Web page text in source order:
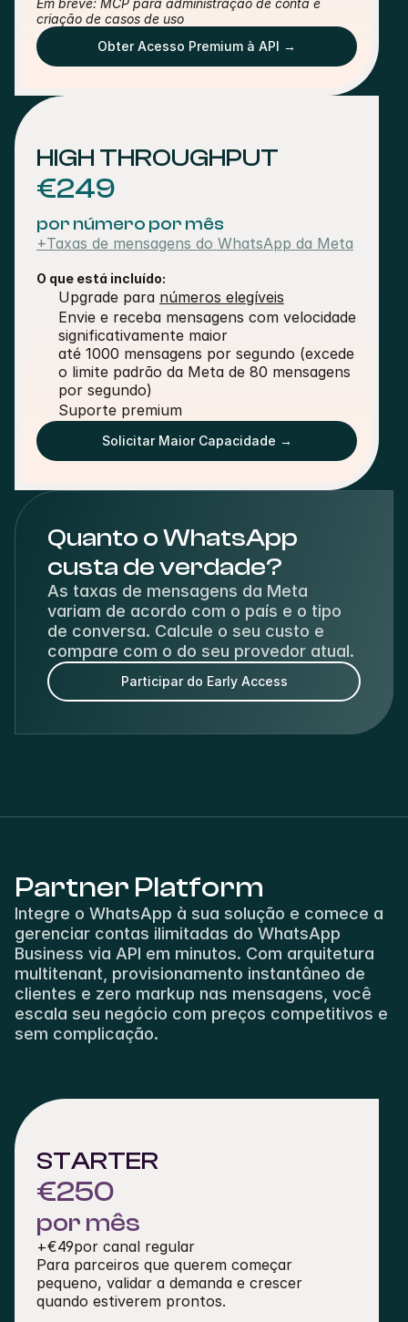
Em breve: MCP para administração de conta e
criação de casos de uso
Obter Acesso Premium à API →
HIGH THROUGHPUT
€249
por número por mês
+Taxas de mensagens do WhatsApp da Meta
O que está incluído:
Upgrade para números elegíveis
Envie e receba mensagens com velocidade
significativamente maior
até 1000 mensagens por segundo (excede
o limite padrão da Meta de 80 mensagens
por segundo)
Suporte premium
Solicitar Maior Capacidade →
Quanto o WhatsApp
custa de verdade?
As taxas de mensagens da Meta
variam de acordo com o país e o tipo
de conversa. Calcule o seu custo e
compare com o do seu provedor atual.
Participar do Early Access
Partner Platform
Integre o WhatsApp à sua solução e comece a
gerenciar contas ilimitadas do WhatsApp
Business via API em minutos. Com arquitetura
multitenant, provisionamento instantâneo de
clientes e zero markup nas mensagens, você
escala seu negócio com preços competitivos e
sem complicação.
STARTER
€250
por mês
+€49por canal regular
Para parceiros que querem começar
pequeno, validar a demanda e crescer
quando estiverem prontos.